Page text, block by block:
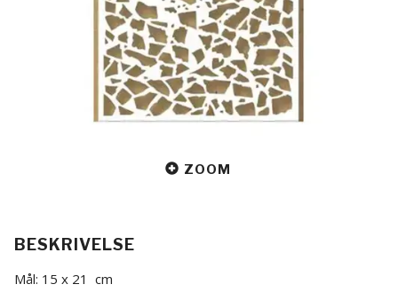
ZOOM
BESKRIVELSE
Mål: 15 x 21 cm